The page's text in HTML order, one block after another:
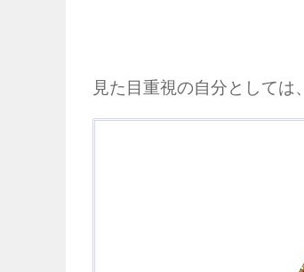
見た目重視の自分としては、